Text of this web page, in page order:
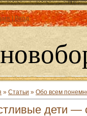
|Вход
» Статьи » Обо всем
дети —